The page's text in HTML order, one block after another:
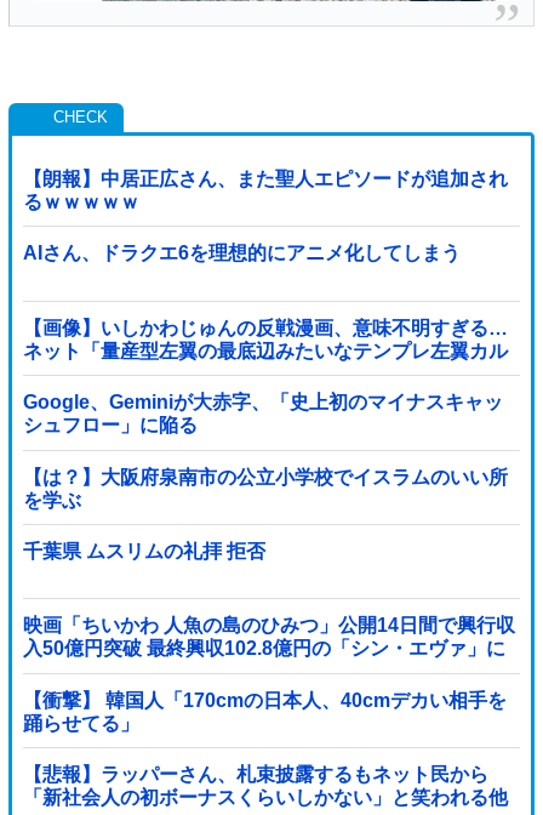
【朗報】中居正広さん、また聖人エピソードが追加され
るｗｗｗｗｗ
AIさん、ドラクエ6を理想的にアニメ化してしまう
【画像】いしかわじゅんの反戦漫画、意味不明すぎる…
ネット「量産型左翼の最底辺みたいなテンプレ左翼カル
ト陰謀妄想漫画しか描けなくなってる」
Google、Geminiが大赤字、「史上初のマイナスキャッ
シュフロー」に陥る
【は？】大阪府泉南市の公立小学校でイスラムのいい所
を学ぶ
千葉県 ムスリムの礼拝 拒否
映画「ちいかわ 人魚の島のひみつ」公開14日間で興行収
入50億円突破 最終興収102.8億円の「シン・エヴァ」に
並ぶペース
【衝撃】 韓国人「170cmの日本人、40cmデカい相手を
踊らせてる」
【悲報】ラッパーさん、札束披露するもネット民から
「新社会人の初ボーナスくらいしかない」と笑われる他